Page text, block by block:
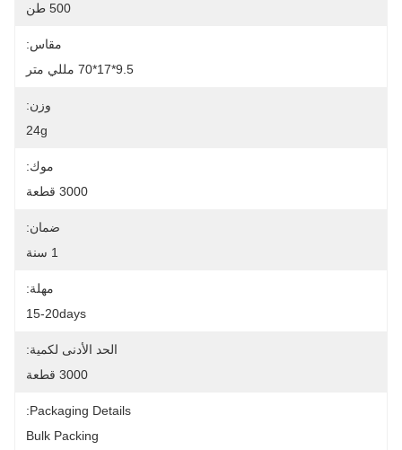
500 طن
مقاس:
9.5*17*70 مللي متر
وزن:
24g
موك:
3000 قطعة
ضمان:
1 سنة
مهلة:
15-20days
الحد الأدنى لكمية:
3000 قطعة
Packaging Details:
Bulk Packing